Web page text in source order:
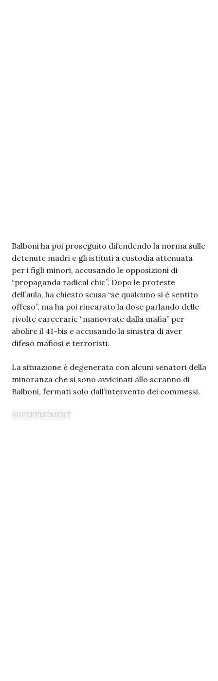
Balboni ha poi proseguito difendendo la norma sulle
detenute madri e gli istituti a custodia attenuata
per i figli minori, accusando le opposizioni di
“propaganda radical chic”. Dopo le proteste
dell’aula, ha chiesto scusa “se qualcuno si è sentito
offeso”, ma ha poi rincarato la dose parlando delle
rivolte carcerarie “manovrate dalla mafia” per
abolire il 41-bis e accusando la sinistra di aver
difeso mafiosi e terroristi.
La situazione è degenerata con alcuni senatori della
minoranza che si sono avvicinati allo scranno di
Balboni, fermati solo dall’intervento dei commessi.